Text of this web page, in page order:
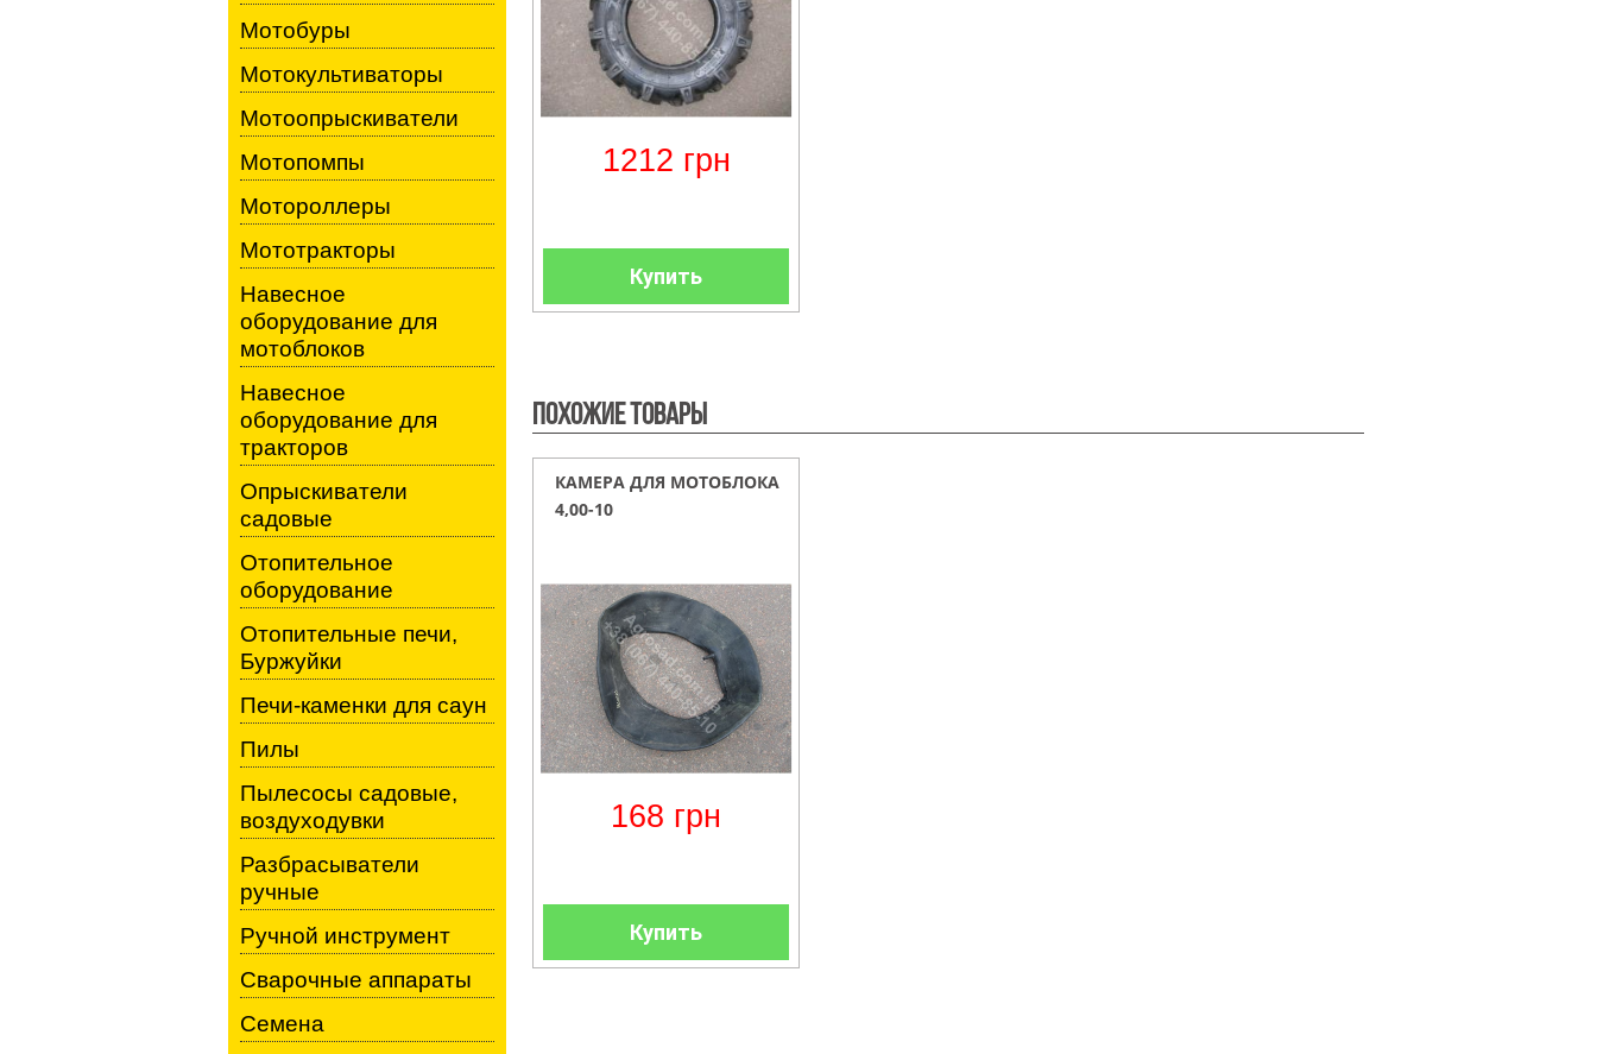
1212 грн
Купить
Похожие товары
КАМЕРА ДЛЯ МОТОБЛОКА
4,00-10
168 грн
Купить
Мотобуры
Мотокультиваторы
Мотоопрыскиватели
Мотопомпы
Мотороллеры
Мототракторы
Навесное
оборудование для
мотоблоков
Навесное
оборудование для
тракторов
Опрыскиватели
садовые
Отопительное
оборудование
Отопительные печи,
Буржуйки
Печи-каменки для саун
Пилы
Пылесосы садовые,
воздуходувки
Разбрасыватели
ручные
Ручной инструмент
Сварочные аппараты
Семена